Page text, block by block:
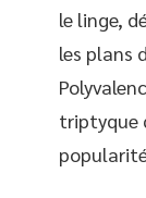
le linge,
les plans
triptyque